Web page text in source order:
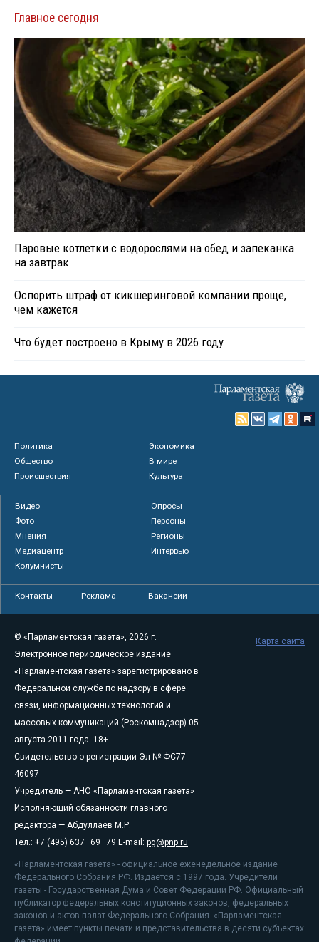
Главное сегодня
Паровые котлетки с водорослями на обед и запеканка
на завтрак
Оспорить штраф от кикшеринговой компании проще,
чем кажется
Что будет построено в Крыму в 2026 году
Политика
Экономика
Общество
В мире
Происшествия
Культура
Видео
Опросы
Фото
Персоны
Мнения
Регионы
Медиацентр
Интервью
Колумнисты
Контакты Реклама Вакансии
© «Парламентская газета», 2026 г.
Электронное периодическое издание
«Парламентская газета» зарегистрировано в
Федеральной службе по надзору в сфере
связи, информационных технологий и
массовых коммуникаций (Роскомнадзор) 05
августа 2011 года. 18+
Свидетельство о регистрации Эл № ФС77-
46097
Учредитель — АНО «Парламентская газета»
Исполняющий обязанности главного
редактора — Абдуллаев М.Р.
Тел.: +7 (495) 637–69–79 E-mail: pg@pnp.ru
«Парламентская газета» - официальное еженедельное издание
Федерального Собрания РФ. Издается с 1997 года. Учредители
газеты - Государственная Дума и Совет Федерации РФ. Официальный
публикатор федеральных конституционных законов, федеральных
законов и актов палат Федерального Собрания. «Парламентская
газета» имеет пункты печати и представительства в десяти субъектах
Карта сайта